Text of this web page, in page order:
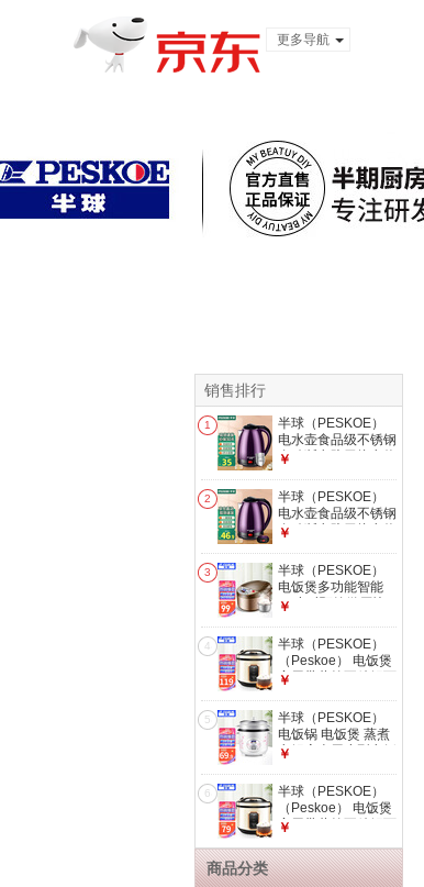
更多导航
销售排行
1
半球（PESKOE）
电水壶食品级不锈钢
自动断电防干烧电热
烧水壶 2L 紫色大容
量（快速煮水）
￥
2
半球（PESKOE）
电水壶食品级不锈钢
自动断电防干烧电热
烧水壶 2L 紫色大容
量（保温款）
￥
3
半球（PESKOE）
电饭煲多功能智能
24小时预约微压快
约家用3-5L 3升豪华
智能款【适用3-5
人】 3L
￥
4
半球（PESKOE）
（Peskoe） 电饭煲
家用带蒸笼不粘锅西
款西施煲（适用4-7
人） 5L
￥
5
半球（PESKOE）
电饭锅 电饭煲 蒸煮
电锅宿舍用小型电饭
豪华版（适用1-3
人） 2L
￥
6
半球（PESKOE）
（Peskoe） 电饭煲
家用带蒸笼不粘锅西
款西施煲（适用1-3
人） 2L 2升容量
￥
商品分类